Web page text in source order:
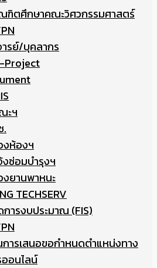
ฑิตศึกษาคณะวิศวกรรมศาสตร์
รย์/บุคลากร
Project
ะฯ
.
งห้องฯ
งซ่อมบำรุงฯ
งยานพาหนะ
TECHSERV
การงบประมาณ (FIS)
การเสนอขอกำหนดตำแหน่งทาง
ออนไลน์